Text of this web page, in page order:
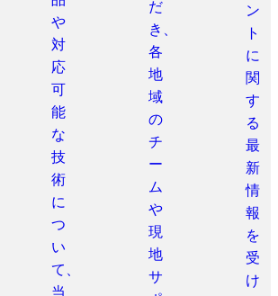
や
対
応
可
能
な
技
術
に
つ
い
て、
当
だ
き、
各
地
域
の
チ
ー
ム
や
現
地
サ
ン
ト
に
関
す
る
最
新
情
報
を
受
け